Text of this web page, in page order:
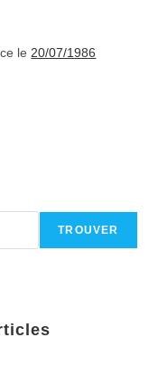
le 20/07/1986
TROUVER